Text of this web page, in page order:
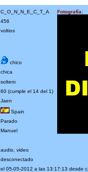
C_O_N_N_E_C_T_A
Fotografía:
456
voltios
chico
chica
soltero
60 (cumple el 14 del 1)
Jaen
Spain
Parado
Manuel
audio, video
desconectado
el 05-05-2012 a las 13:17:13 desde